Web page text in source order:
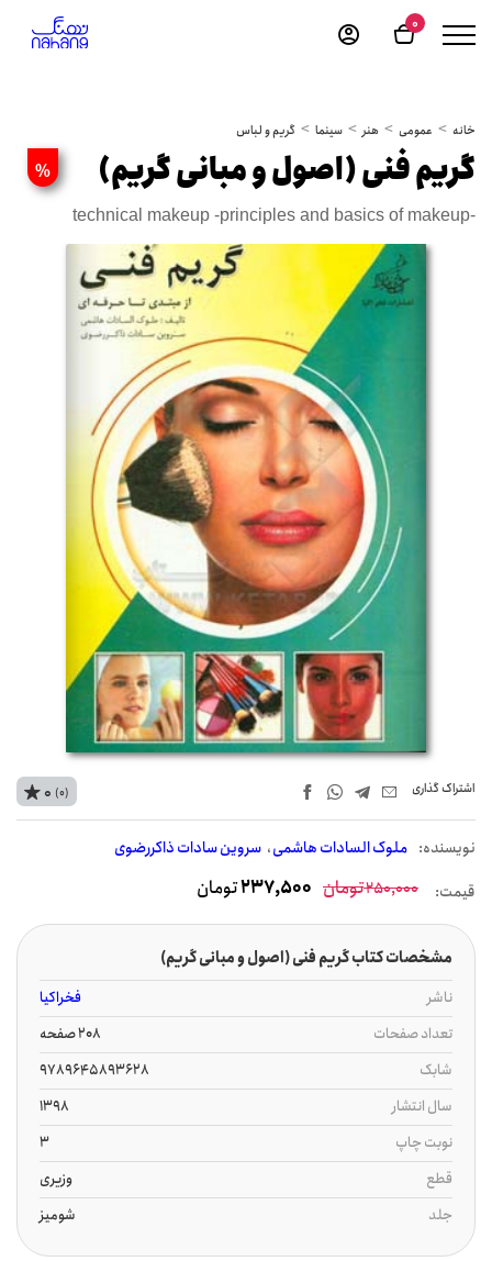
0
خانه عمومی هنر سینما گریم و لباس
% گریم فنی (اصول و مبانی گریم)
technical makeup -principles and basics of makeup-
اشتراک‌ گذاری
نويسنده: ملوک السادات هاشمی سروین سادات ذاکررضوی
0 (0)
قیمت: 250,000تومان 237,500تومان
مشخصات کتاب گریم فنی (اصول و مبانی گریم)
ناشر
فخراکیا
تعداد صفحات
208 صفحه
شابک
9789645893628
سال انتشار
1398
نوبت چاپ
3
قطع
وزیری
جلد
شومیز